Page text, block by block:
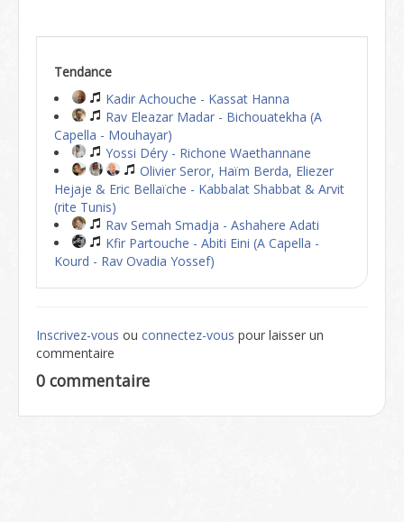
Tendance
Kadir Achouche - Kassat Hanna
Rav Eleazar Madar - Bichouatekha (A
Capella - Mouhayar)
Yossi Déry - Richone Waethannane
Olivier Seror, Haïm Berda, Eliezer
Hejaje & Eric Bellaïche - Kabbalat Shabbat & Arvit
(rite Tunis)
Rav Semah Smadja - Ashahere Adati
Kfir Partouche - Abiti Eini (A Capella -
Kourd - Rav Ovadia Yossef)
Inscrivez-vous ou connectez-vous pour laisser un
commentaire
0 commentaire